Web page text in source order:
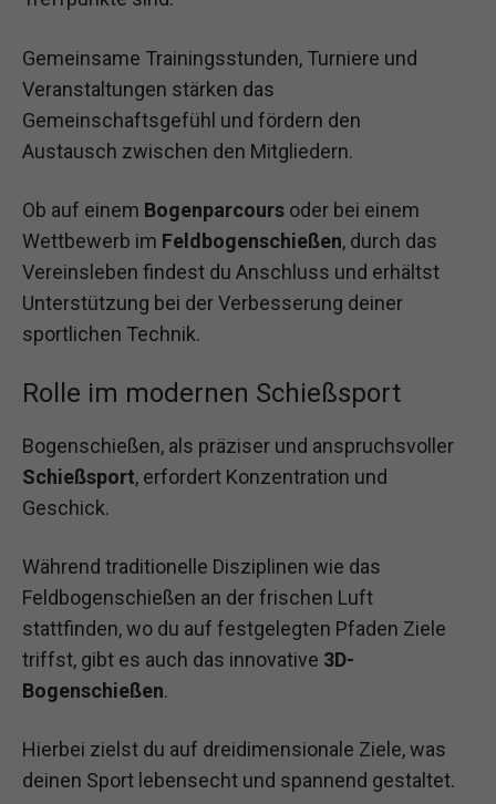
Gemeinsame Trainingsstunden, Turniere und
Veranstaltungen stärken das
Gemeinschaftsgefühl und fördern den
Austausch zwischen den Mitgliedern.
Ob auf einem Bogenparcours oder bei einem
Wettbewerb im Feldbogenschießen, durch das
Vereinsleben findest du Anschluss und erhältst
Unterstützung bei der Verbesserung deiner
sportlichen Technik.
Rolle im modernen Schießsport
Bogenschießen, als präziser und anspruchsvoller
Schießsport, erfordert Konzentration und
Geschick.
Während traditionelle Disziplinen wie das
Feldbogenschießen an der frischen Luft
stattfinden, wo du auf festgelegten Pfaden Ziele
triffst, gibt es auch das innovative 3D-
Bogenschießen.
Hierbei zielst du auf dreidimensionale Ziele, was
deinen Sport lebensecht und spannend gestaltet.